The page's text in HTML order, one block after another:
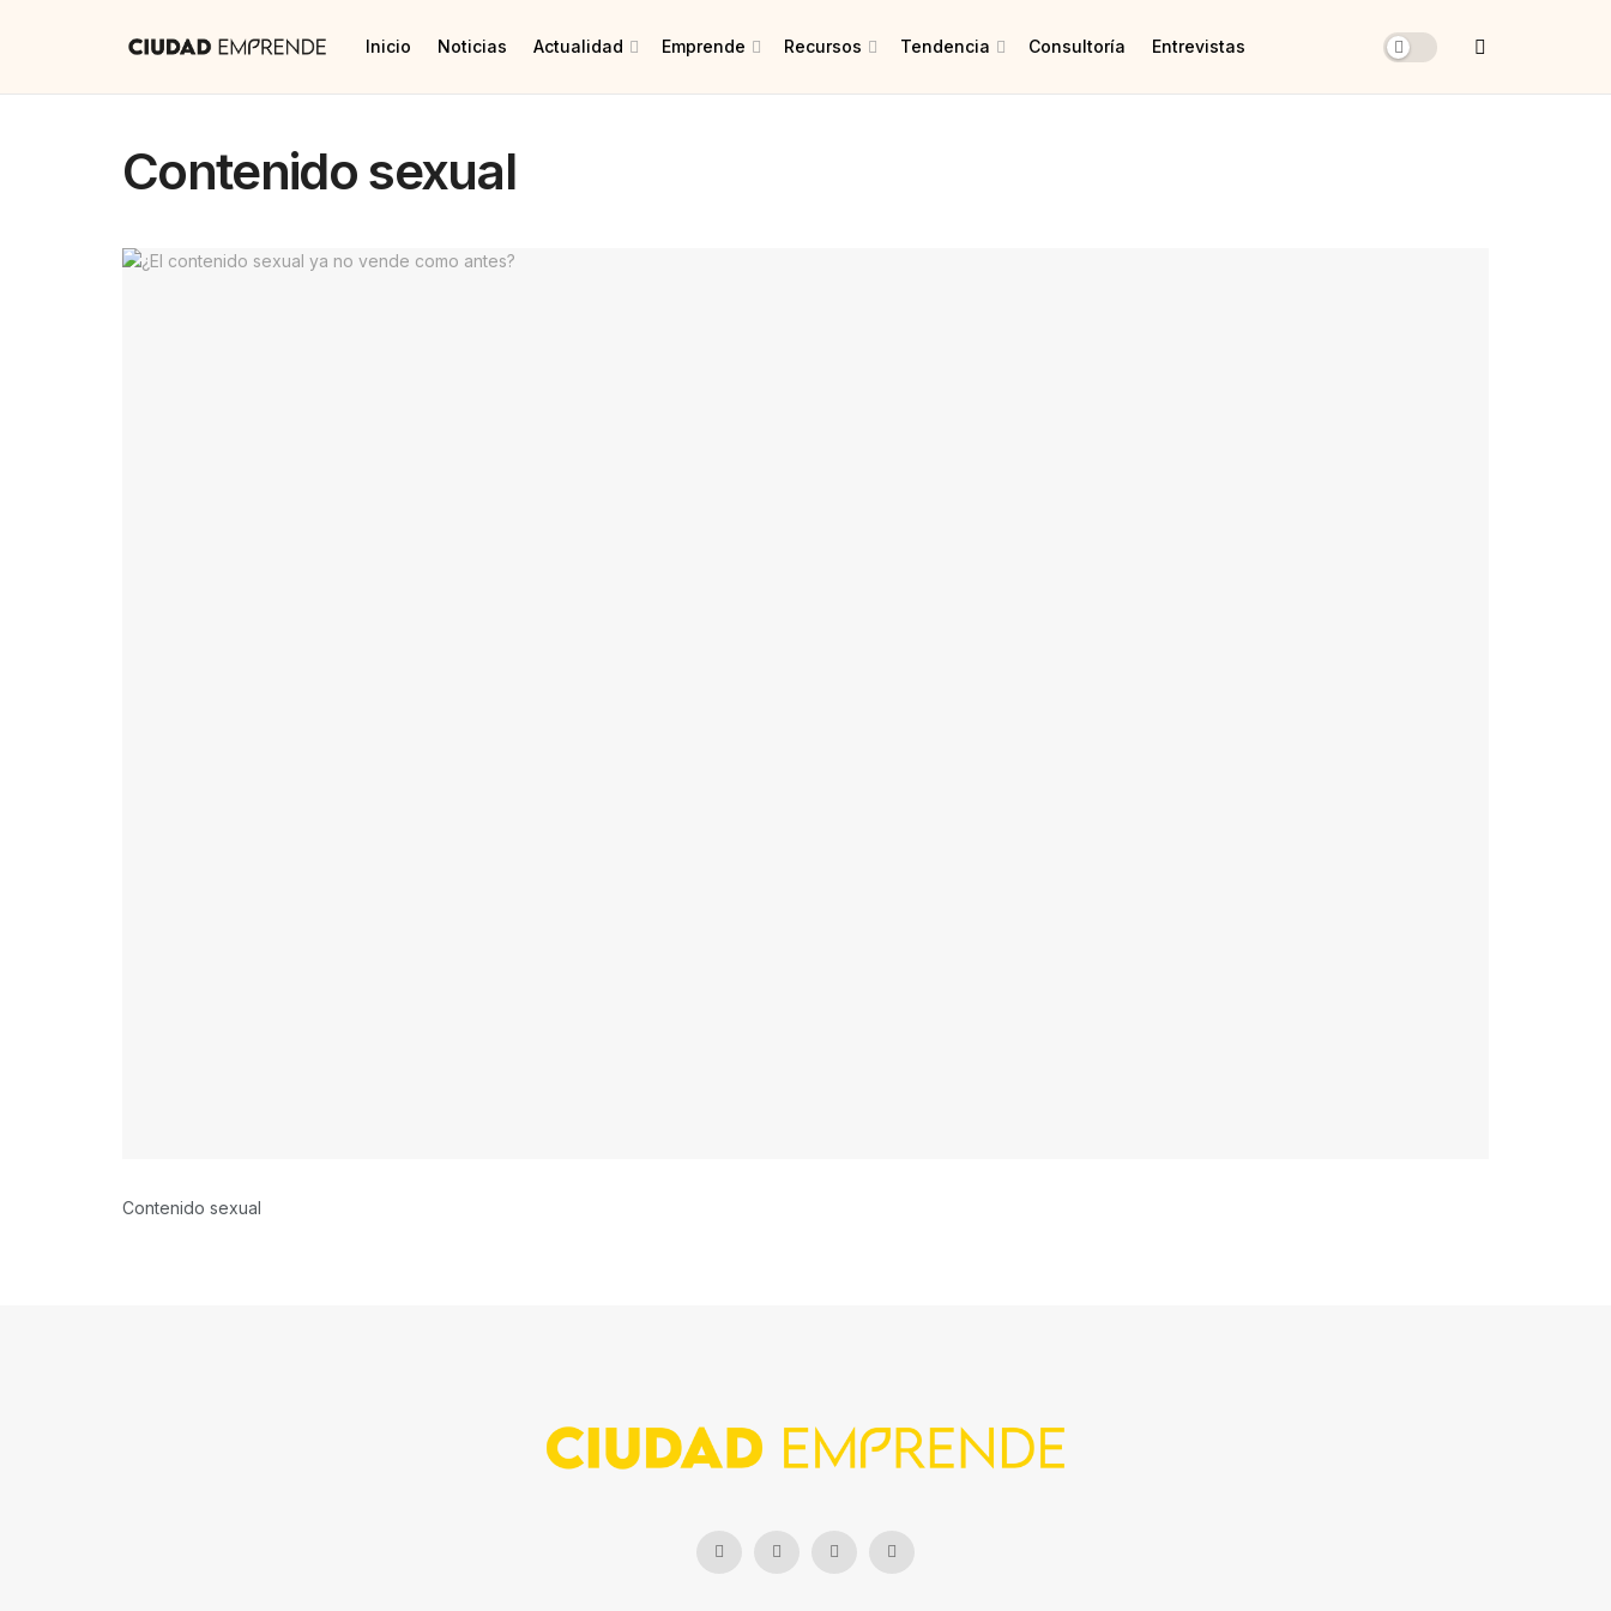
Inicio Noticias Actualidad Emprende Recursos Tendencia Consultoría Entrevistas
Contenido sexual
Contenido sexual